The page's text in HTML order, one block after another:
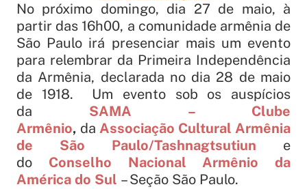
No próximo domingo, dia 27 de maio, à
partir das 16h00, a comunidade armênia de
São Paulo irá presenciar mais um evento
para relembrar da Primeira Independência
da Armênia, declarada no dia 28 de maio
de 1918. Um evento sob os auspícios
da SAMA – Clube
Armênio, da Associação Cultural Armênia
de São Paulo/Tashnagtsutiun
e
do Conselho Nacional Armênio da
América do Sul – Seção São Paulo.